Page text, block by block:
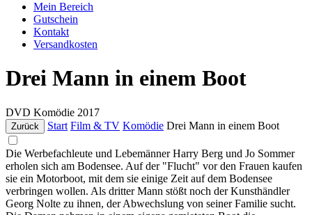
Mein Bereich
Gutschein
Kontakt
Versandkosten
Drei Mann in einem Boot
DVD Komödie 2017
Zurück Start Film & TV Komödie Drei Mann in einem Boot
Die Werbefachleute und Lebemänner Harry Berg und Jo Sommer
erholen sich am Bodensee. Auf der "Flucht" vor den Frauen kaufen
sie ein Motorboot, mit dem sie einige Zeit auf dem Bodensee
verbringen wollen. Als dritter Mann stößt noch der Kunsthändler
Georg Nolte zu ihnen, der Abwechslung von seiner Familie sucht.